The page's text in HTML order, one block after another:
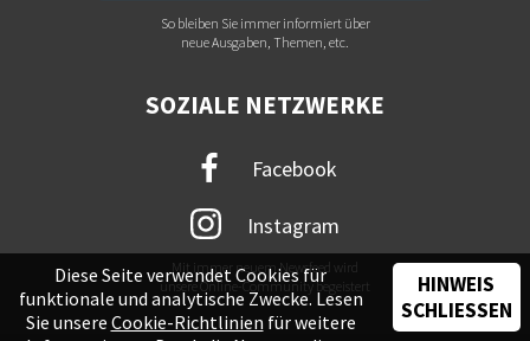
So bleiben Sie immer informiert über
neue Ausgaben, Themen, etc.
SOZIALE NETZWERKE
Facebook
Instagram
Mit immer neuem Newsfeed wird
unsere Online-Community begeistert
Diese Seite verwendet Cookies für
funktionale und analytische Zwecke. Lesen
Sie unsere Cookie-Richtlinien für weitere
HINWEIS
SCHLIESSEN